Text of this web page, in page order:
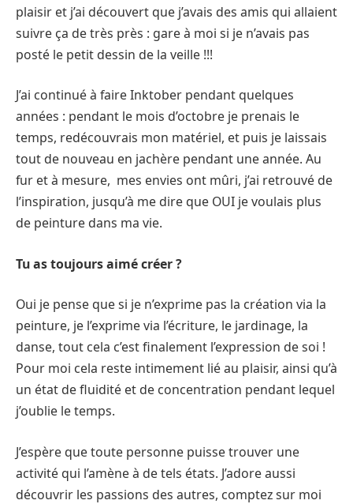
plaisir et j’ai découvert que j’avais des amis qui allaient
suivre ça de très près : gare à moi si je n’avais pas
posté le petit dessin de la veille !!!
J’ai continué à faire Inktober pendant quelques
années : pendant le mois d’octobre je prenais le
temps, redécouvrais mon matériel, et puis je laissais
tout de nouveau en jachère pendant une année. Au
fur et à mesure, mes envies ont mûri, j’ai retrouvé de
l’inspiration, jusqu’à me dire que OUI je voulais plus
de peinture dans ma vie.
Tu as toujours aimé créer ?
Oui je pense que si je n’exprime pas la création via la
peinture, je l’exprime via l’écriture, le jardinage, la
danse, tout cela c’est finalement l’expression de soi !
Pour moi cela reste intimement lié au plaisir, ainsi qu’à
un état de fluidité et de concentration pendant lequel
j’oublie le temps.
J’espère que toute personne puisse trouver une
activité qui l’amène à de tels états. J’adore aussi
découvrir les passions des autres, comptez sur moi